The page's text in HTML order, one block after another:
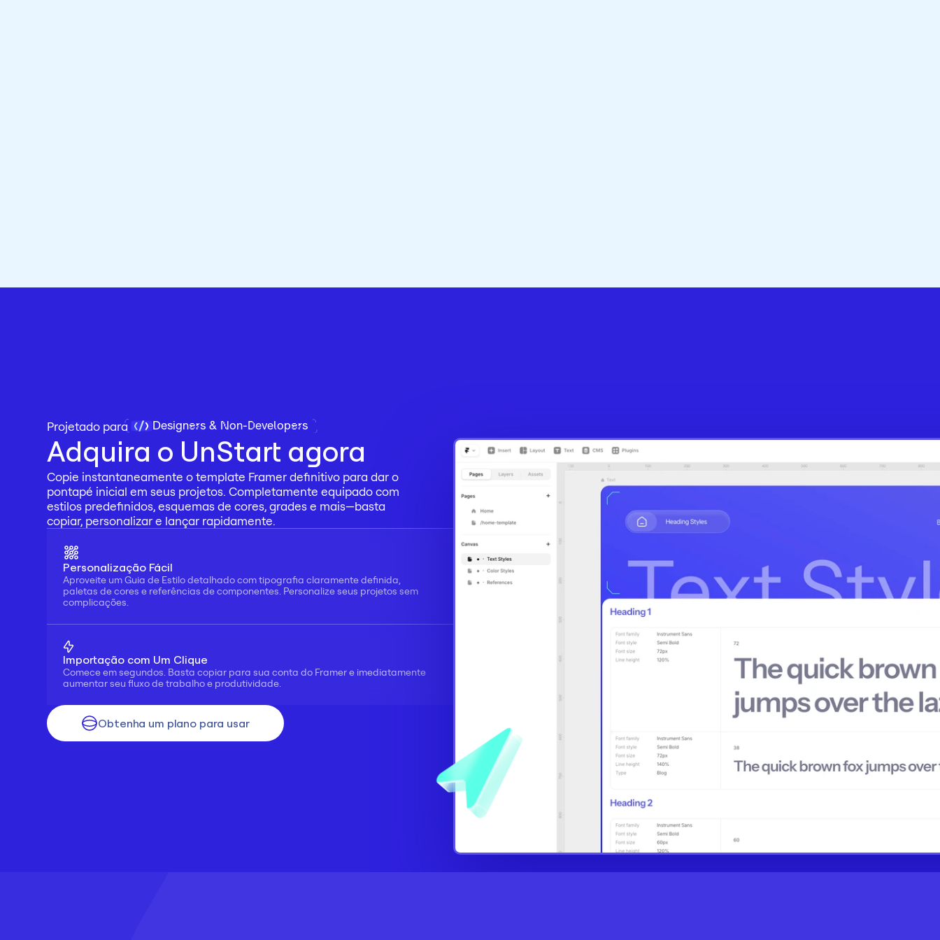
Projetado para Designers & Non-Developers
Adquira o UnStart agora
Copie instantaneamente o template Framer definitivo para dar o
pontapé inicial em seus projetos. Completamente equipado com
estilos predefinidos, esquemas de cores, grades e mais—basta
copiar, personalizar e lançar rapidamente.
Personalização Fácil
Aproveite um Guia de Estilo detalhado com tipografia claramente definida,
paletas de cores e referências de componentes. Personalize seus projetos sem
complicações.
Importação com Um Clique
Comece em segundos. Basta copiar para sua conta do Framer e imediatamente
aumentar seu fluxo de trabalho e produtividade.
Obtenha um plano para usar